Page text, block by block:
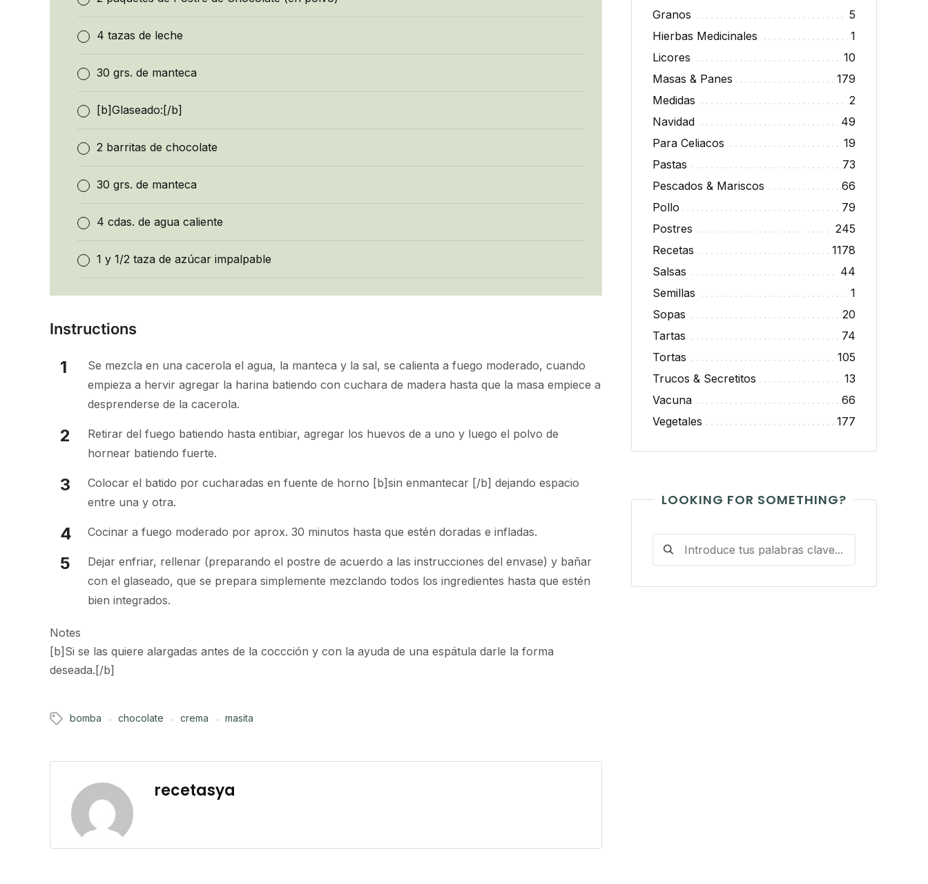
4 tazas de leche
30 grs. de manteca
[b]Glaseado:[/b]
2 barritas de chocolate
30 grs. de manteca
4 cdas. de agua caliente
1 y 1/2 taza de azúcar impalpable
Instructions
Se mezcla en una cacerola el agua, la manteca y la sal, se calienta a fuego moderado, cuando
empieza a hervir agregar la harina batiendo con cuchara de madera hasta que la masa empiece a
desprenderse de la cacerola.
Retirar del fuego batiendo hasta entibiar, agregar los huevos de a uno y luego el polvo de
hornear batiendo fuerte.
Colocar el batido por cucharadas en fuente de horno [b]sin enmantecar [/b] dejando espacio
entre una y otra.
Cocinar a fuego moderado por aprox. 30 minutos hasta que estén doradas e infladas.
Dejar enfriar, rellenar (preparando el postre de acuerdo a las instrucciones del envase) y bañar
con el glaseado, que se prepara simplemente mezclando todos los ingredientes hasta que estén
bien integrados.
Notes
[b]Si se las quiere alargadas antes de la coccción y con la ayuda de una espátula darle la forma
deseada.[/b]
bomba chocolate crema masita
recetasya
Granos
5
Hierbas Medicinales
1
Licores
10
Masas & Panes
179
Medidas
2
Navidad
49
Para Celiacos
19
Pastas
73
Pescados & Mariscos
66
Pollo
79
Postres
245
Recetas
1178
Salsas
44
Semillas
1
Sopas
20
Tartas
74
Tortas
105
Trucos & Secretitos
13
Vacuna
66
Vegetales
177
LOOKING FOR SOMETHING?